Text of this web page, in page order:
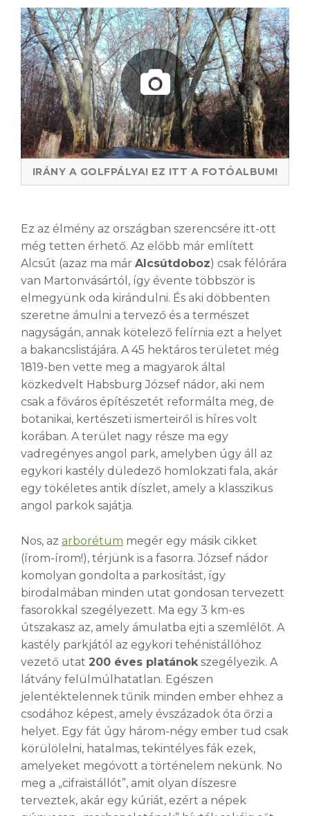
IRÁNY A GOLFPÁLYA! EZ ITT A FOTÓALBUM!
Ez az élmény az országban szerencsére itt-ott
még tetten érhető. Az előbb már említett
Alcsút (azaz ma már Alcsútdoboz) csak félórára
van Martonvásártól, így évente többször is
elmegyünk oda kirándulni. És aki döbbenten
szeretne ámulni a tervező és a természet
nagyságán, annak kötelező felírnia ezt a helyet
a bakancslistájára. A 45 hektáros területet még
1819-ben vette meg a magyarok által
közkedvelt Habsburg József nádor, aki nem
csak a főváros építészetét reformálta meg, de
botanikai, kertészeti ismerteiről is híres volt
korában. A terület nagy része ma egy
vadregényes angol park, amelyben úgy áll az
egykori kastély düledező homlokzati fala, akár
egy tökéletes antik díszlet, amely a klasszikus
angol parkok sajátja.
Nos, az arborétum megér egy másik cikket
(írom-írom!), térjünk is a fasorra. József nádor
komolyan gondolta a parkosítást, így
birodalmában minden utat gondosan tervezett
fasorokkal szegélyezett. Ma egy 3 km-es
útszakasz az, amely ámulatba ejti a szemlélőt. A
kastély parkjától az egykori tehénistállóhoz
vezető utat 200 éves platánokszegélyezik. A
látvány felülmúlhatatlan. Egészen
jelentéktelennek tűnik minden ember ehhez a
csodához képest, amely évszázadok óta őrzi a
helyet. Egy fát úgy három-négy ember tud csak
körülölelni, hatalmas, tekintélyes fák ezek,
amelyeket megóvott a történelem nekünk. No
meg a „cifraistállót”, amit olyan díszesre
terveztek, akár egy kúriát, ezért a népek